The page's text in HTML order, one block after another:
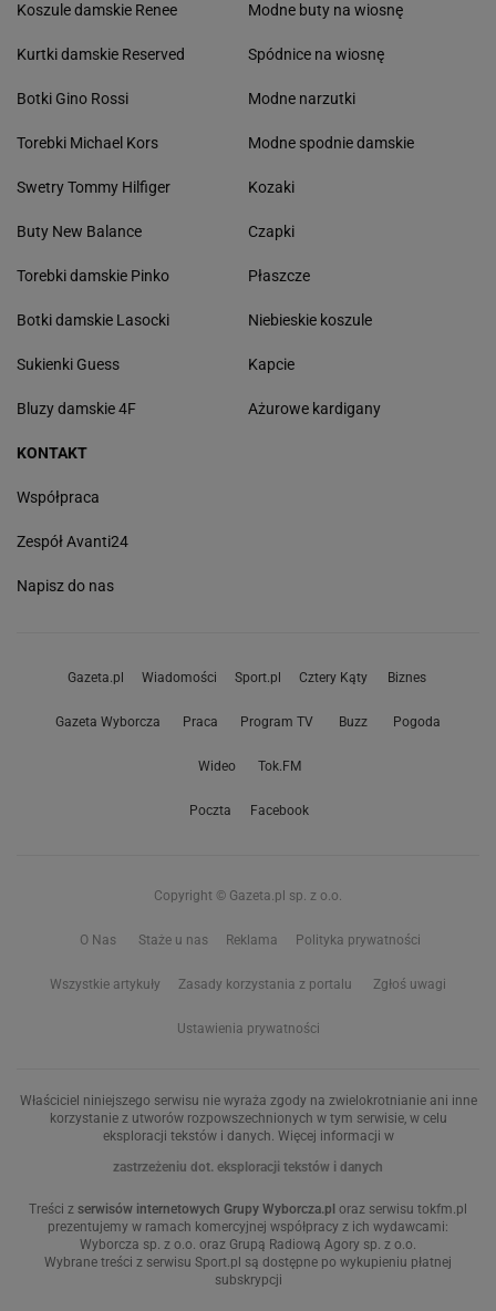
Koszule damskie Renee
Kurtki damskie Reserved
Botki Gino Rossi
Torebki Michael Kors
Swetry Tommy Hilfiger
Buty New Balance
Torebki damskie Pinko
Botki damskie Lasocki
Sukienki Guess
Bluzy damskie 4F
Modne buty na wiosnę
Spódnice na wiosnę
Modne narzutki
Modne spodnie damskie
Kozaki
Czapki
Płaszcze
Niebieskie koszule
Kapcie
Ażurowe kardigany
KONTAKT
Współpraca
Zespół Avanti24
Napisz do nas
Gazeta.pl Wiadomości Sport.pl Cztery Kąty Biznes
Gazeta Wyborcza Praca Program TV Buzz Pogoda
Wideo Tok.FM
Poczta Facebook
Copyright © Gazeta.pl sp. z o.o.
O Nas Staże u nas Reklama Polityka prywatności
Wszystkie artykuły Zasady korzystania z portalu Zgłoś uwagi
Ustawienia prywatności
Właściciel niniejszego serwisu nie wyraża zgody na zwielokrotnianie ani inne
korzystanie z utworów rozpowszechnionych w tym serwisie, w celu
eksploracji tekstów i danych. Więcej informacji w
zastrzeżeniu dot. eksploracji tekstów i danych
Treści z serwisów internetowych Grupy Wyborcza.pl oraz serwisu tokfm.pl
prezentujemy w ramach komercyjnej współpracy z ich wydawcami:
Wyborcza sp. z o.o. oraz Grupą Radiową Agory sp. z o.o.
Wybrane treści z serwisu Sport.pl są dostępne po wykupieniu płatnej
subskrypcji